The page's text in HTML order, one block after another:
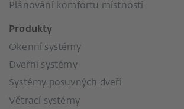
Plánování komfortu místností
Produkty
Okenní systémy
Dveřní systémy
Systémy posuvných dveří
Větrací systémy